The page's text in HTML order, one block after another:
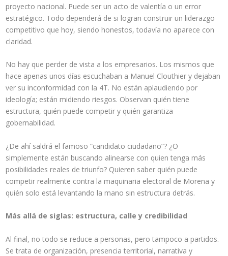
proyecto nacional. Puede ser un acto de valentía o un error
estratégico. Todo dependerá de si logran construir un liderazgo
competitivo que hoy, siendo honestos, todavía no aparece con
claridad.
No hay que perder de vista a los empresarios. Los mismos que
hace apenas unos días escuchaban a Manuel Clouthier y dejaban
ver su inconformidad con la 4T. No están aplaudiendo por
ideología; están midiendo riesgos. Observan quién tiene
estructura, quién puede competir y quién garantiza
gobernabilidad.
¿De ahí saldrá el famoso “candidato ciudadano”? ¿O
simplemente están buscando alinearse con quien tenga más
posibilidades reales de triunfo? Quieren saber quién puede
competir realmente contra la maquinaria electoral de Morena y
quién solo está levantando la mano sin estructura detrás.
Más allá de siglas: estructura, calle y credibilidad
Al final, no todo se reduce a personas, pero tampoco a partidos.
Se trata de organización, presencia territorial, narrativa y